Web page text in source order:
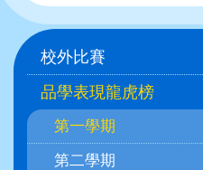
Main
navigation
校外比賽
品學表現龍虎榜
第一學期
第二學期